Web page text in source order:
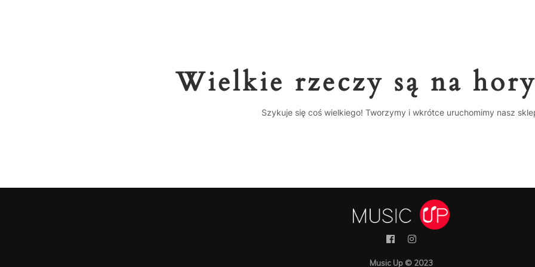
Wielkie rzeczy są na
Szykuje się coś wielkiego! Tworzymy i wkrótce uruchomimy nasz
Music Up © 2023